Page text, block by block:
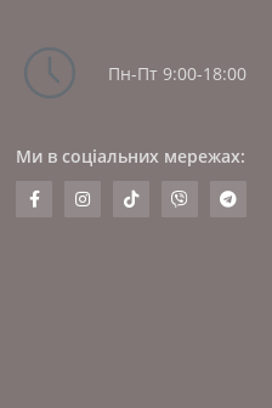
Пн-Пт 9:00-18:00
Ми в соціальних мережах: